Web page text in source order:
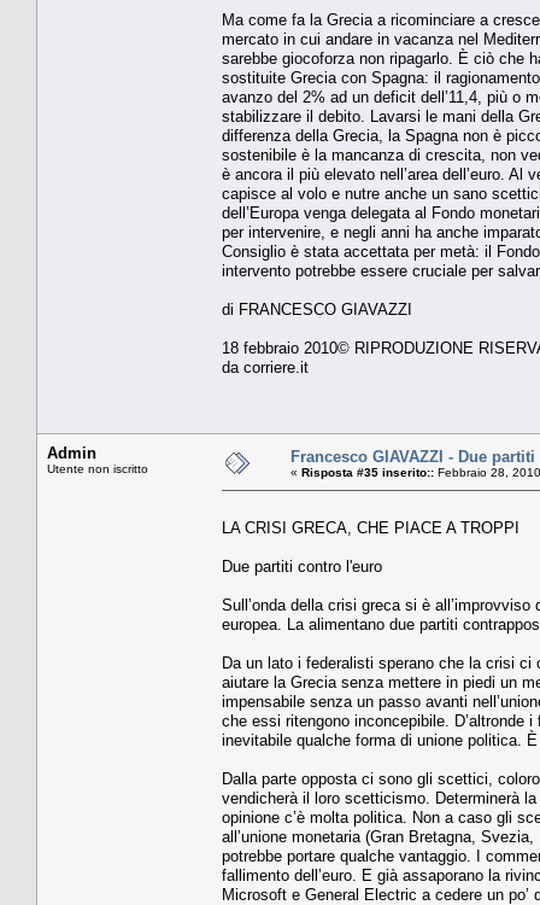
Ma come fa la Grecia a ricominciare a
mercato in cui andare in vacanza nel
sarebbe giocoforza non ripagarlo. È ciò che
sostituite Grecia con Spagna: il
avanzo del 2% ad un deficit dell’11,4, più o
stabilizzare il debito. Lavarsi le mani della
differenza della Grecia, la Spagna non è
sostenibile è la mancanza di crescita, non
è ancora il più elevato nell’area dell’euro.
capisce al volo e nutre anche un sano
dell’Europa venga delegata al Fondo
per intervenire, e negli anni ha anche
Consiglio è stata accettata per metà: il
intervento potrebbe essere cruciale per
di FRANCESCO GIAVAZZI
18 febbraio 2010© RIPRODUZIONE
da corriere.it
Admin
Utente non iscritto
Francesco GIAVAZZI - Due
« Risposta #35 inserito:: Febbraio 28,
LA CRISI GRECA, CHE PIACE A TROPPI
Due partiti contro l'euro
Sull’onda della crisi greca si è
europea. La alimentano due partiti
Da un lato i federalisti sperano che la crisi ci
aiutare la Grecia senza mettere in piedi un
impensabile senza un passo avanti
che essi ritengono inconcepibile. D’altronde
inevitabile qualche forma di unione politica.
Dalla parte opposta ci sono gli scettici,
vendicherà il loro scetticismo. Determinerà
opinione c’è molta politica. Non a caso gli
all’unione monetaria (Gran Bretagna,
potrebbe portare qualche vantaggio. I
fallimento dell’euro. E già assaporano la
Microsoft e General Electric a cedere un po’